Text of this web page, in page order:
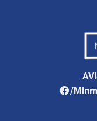
/